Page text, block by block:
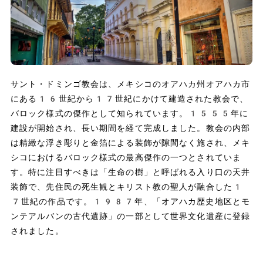
サント・ドミンゴ教会は、メキシコのオアハカ州オアハカ市
にある16世紀から17世紀にかけて建造された教会で、
バロック様式の傑作として知られています。1555年に
建設が開始され、長い期間を経て完成しました。教会の内部
は精緻な浮き彫りと金箔による装飾が隙間なく施され、メキ
シコにおけるバロック様式の最高傑作の一つとされていま
す。特に注目すべきは「生命の樹」と呼ばれる入り口の天井
装飾で、先住民の死生観とキリスト教の聖人が融合した1
7世紀の作品です。1987年、「オアハカ歴史地区とモ
ンテアルバンの古代遺跡」の一部として世界文化遺産に登録
されました。